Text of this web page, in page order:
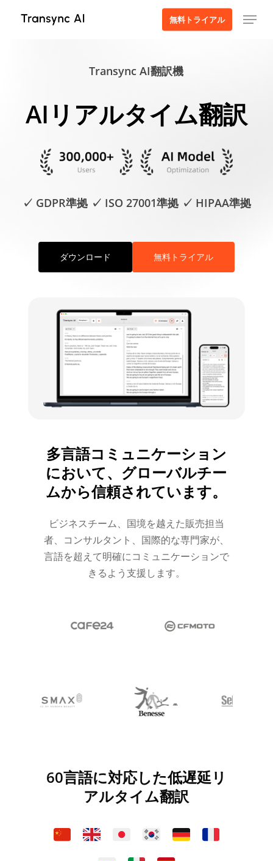
無料トライアル メニュー
Transync AI翻訳機
AIリアルタイム翻訳
✓ GDPR準拠 ✓ ISO 27001準拠 ✓ HIPAA準拠
ダウンロード 無料トライアル
多言語コミュニケーション
において、グローバルチー
ムから信頼されています。
ビジネスチーム、国境を越えた販売担当
者、コンサルタント、国際的な専門家が、
言語を超えて明確にコミュニケーションで
きるよう支援します。
60言語に対応した低遅延リ
アルタイム翻訳